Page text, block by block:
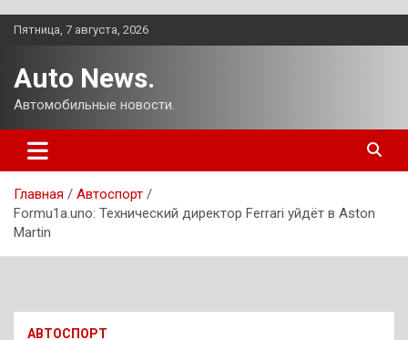
Перейти
Пятница, 7 августа, 2026
Auto News.
Автомобильные новости.
Главная
Автоспорт
Formu1a.uno: Технический директор Ferrari уйдёт в Aston
Martin
АВТОСПОРТ